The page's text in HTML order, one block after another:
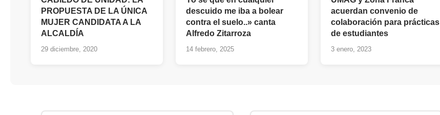
PROPUESTA DE LA ÚNICA
MUJER CANDIDATA A LA
ALCALDÍA
29 diciembre, 2020
descuido me iba a bolear
contra el suelo..» canta
Alfredo Zitarroza
14 febrero, 2025
acuerdan convenio de
colaboración para prácticas
de estudiantes
3 enero, 2023